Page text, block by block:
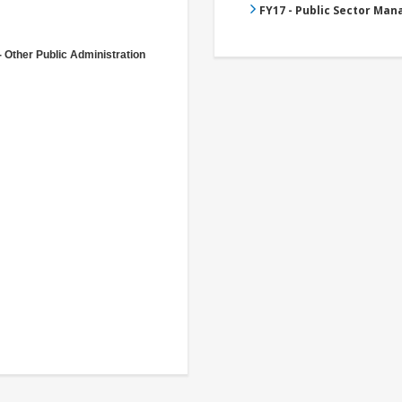
Other Public Administration
FY17 - Public Sector